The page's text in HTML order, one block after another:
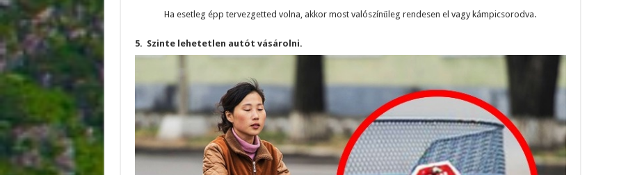
Ha esetleg épp tervezgetted volna, akkor most valószínűleg rendesen el vagy kámpicsorodva.
5. Szinte lehetetlen autót vásárolni.